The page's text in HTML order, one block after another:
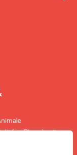
Plan du site